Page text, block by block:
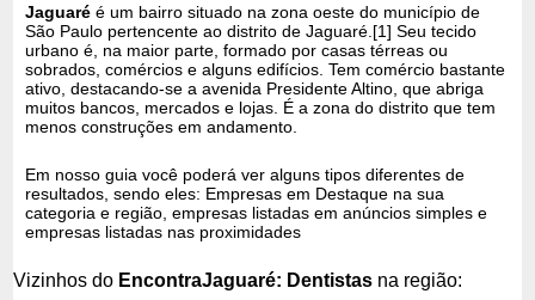
Jaguaré é um bairro situado na zona oeste do município de
São Paulo pertencente ao distrito de Jaguaré.[1] Seu tecido
urbano é, na maior parte, formado por casas térreas ou
sobrados, comércios e alguns edifícios. Tem comércio bastante
ativo, destacando-se a avenida Presidente Altino, que abriga
muitos bancos, mercados e lojas. É a zona do distrito que tem
menos construções em andamento.
Em nosso guia você poderá ver alguns tipos diferentes de
resultados, sendo eles: Empresas em Destaque na sua
categoria e região, empresas listadas em anúncios simples e
empresas listadas nas proximidades
Vizinhos do EncontraJaguaré: Dentistas na região: